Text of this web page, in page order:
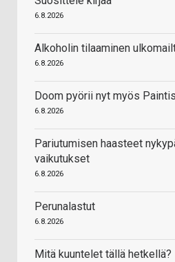
6.8.2026
Alkoholin tilaaminen
6.8.2026
Doom pyörii nyt myös
6.8.2026
Pariutumisen haasteet
vaikutukset
6.8.2026
Perunalastut
6.8.2026
Mitä kuuntelet tällä hetkellä?